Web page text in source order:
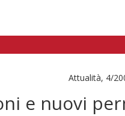
Attualità, 4/
e nuovi